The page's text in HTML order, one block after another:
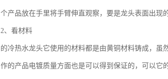
个产品放在手里将手臂伸直观察，要是龙头表面出现
2、看材料
的冷热水龙头它使用的材料都是由黄铜材料铸成，虽
作的产品电镀质量方面也是可以得到保证的，可以它